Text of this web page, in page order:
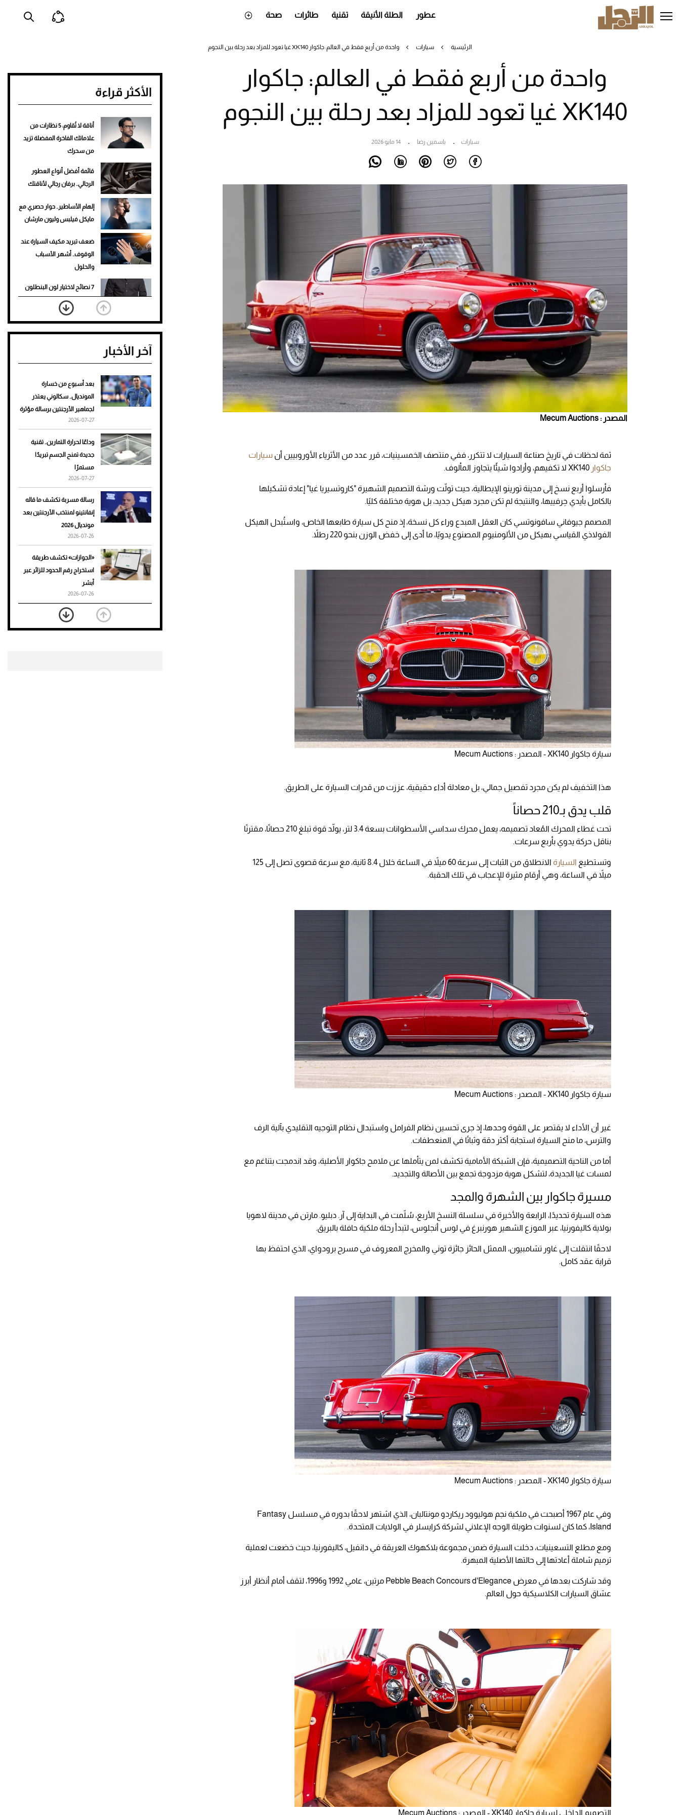
إلى
المحتوى
عطور الطلة الأنيقة تقنية طائرات صحة
الرئيسية سيارات واحدة من أربع فقط في العالم: جاكوار XK140 غيا تعود للمزاد بعد رحلة بين النجوم
واحدة من أربع فقط في العالم: جاكوار
XK140 غيا تعود للمزاد بعد رحلة بين النجوم
سيارات ياسمين رضا 14 مايو 2026
المصدر : Mecum Auctions
ثمة لحظات في تاريخ صناعة السيارات لا تتكرر، ففي منتصف الخمسينيات، قرر عدد من الأثرياء الأوروبيين أن سيارات
جاكوار
فأرسلوا أربع نسخ إلى مدينة تورينو الإيطالية، حيث تولّت ورشة التصميم الشهيرة "كاروتسيريا غيا" إعادة تشكيلها
بالكامل بأيدي حِرفييها، والنتيجة لم تكن مجرد هيكل جديد، بل هوية مختلفة كليًا.
المصمم جيوفاني سافونوتسي كان العقل المبدع وراء كل نسخة، إذ منح كل سيارة طابعها الخاص، واستُبدل الهيكل
الفولاذي القياسي بهيكل من الألومنيوم المصنوع يدويًا، ما أدى إلى خفض الوزن بنحو 220 رطلاً.
سيارة جاكوار XK140 - المصدر : Mecum Auctions
هذا التخفيف لم يكن مجرد تفصيل جمالي، بل معادلة أداء حقيقية، عززت من قدرات السيارة على الطريق.
قلب يدق بـ210 حصاناً
تحت غطاء المحرك المُعاد تصميمه، يعمل محرك سداسي الأسطوانات بسعة 3.4 لتر، يولّد قوة تبلغ 210 حصانًا، مقترنًا
بناقل حركة يدوي بأربع سرعات.
وتستطيع السيارة
الانطلاق من الثبات إلى سرعة 60 ميلاً في الساعة خلال 8.4 ثانية، مع سرعة قصوى تصل إلى 125
ميلاً في الساعة، وهي أرقام مثيرة للإعجاب في تلك الحقبة.
سيارة جاكوار XK140 - المصدر : Mecum Auctions
غير أن الأداء لا يقتصر على القوة وحدها، إذ جرى تحسين نظام الفرامل واستبدال نظام التوجيه التقليدي بآلية الرف
والترس، ما منح السيارة استجابة أكثر دقة وثباتًا في المنعطفات.
أما من الناحية التصميمية، فإن الشبكة الأمامية تكشف لمن يتأملها عن ملامح جاكوار الأصلية، وقد اندمجت بتناغم مع
لمسات غيا الجديدة، لتشكل هوية مزدوجة تجمع بين الأصالة والتجديد.
مسيرة جاكوار بين الشهرة والمجد
هذه السيارة تحديدًا، الرابعة والأخيرة في سلسلة النسخ الأربع، سُلّمت في البداية إلى آر. دبليو. مارتن في مدينة لاهويا
بولاية كاليفورنيا، عبر الموزع الشهير هورنبرغ في لوس أنجلوس، لتبدأ رحلة ملكية حافلة بالبريق.
لاحقًا انتقلت إلى غاور تشامبيون، الممثل الحائز جائزة توني والمخرج المعروف في مسرح برودواي، الذي احتفظ بها
قرابة عقد كامل.
سيارة جاكوار XK140 - المصدر : Mecum Auctions
وفي عام 1967 أصبحت في ملكية نجم هوليوود ريكاردو مونتالبان، الذي اشتهر لاحقًا بدوره في مسلسل Fantasy
Island، كما كان لسنوات طويلة الوجه الإعلاني لشركة كرايسلر في الولايات المتحدة.
ومع مطلع التسعينيات، دخلت السيارة ضمن مجموعة بلاكهوك العريقة في دانفيل، كاليفورنيا، حيث خضعت لعملية
ترميم شاملة أعادتها إلى حالتها الأصلية المبهرة.
وقد شاركت بعدها في معرض Pebble Beach Concours d'Elegance مرتين، عامي 1992 و1996، لتقف أمام أنظار أبرز
عشاق السيارات الكلاسيكية حول العالم.
التصميم الداخلي لسيارة جاكوار XK140 - المصدر : Mecum Auctions
الأكثر قراءة
أناقة لا تُقاوم: 5 نظارات من
علاماتك الفاخرة المفضلة تزيد
من سحرك
قائمة أفضل أنواع العطور
الرجالي.. برفان رجالي لأناقتك
إلهام الأساطير.. حوار حصري مع
مايكل فيلبس وليون مارشان
ضعف تبريد مكيف السيارة عند
الوقوف.. أشهر الأسباب
والحلول
7 نصائح لاختيار لون البنطلون
المناسب للقميص الأسود
نرى المستقبل من خلال
تصميماتنا.. كيف حجزت 1886
تمنحك فخامة استثنائية
هوى الأبطال
أفضل تدريج للشعر الطويل
لإطلالة جريئة وعصرية
للرجال
آخر الأخبار
بعد أسبوع من خسارة
المونديال.. سكالوني يعتذر
لجماهير الأرجنتين برسالة مؤثرة
2026-07-27
وداعًا لحرارة التمارين.. تقنية
جديدة تمنح الجسم تبريدًا
مستمرًا
2026-07-27
رسالة مسربة تكشف ما قاله
إنفانتينو لمنتخب الأرجنتين بعد
مونديال 2026
2026-07-26
«الجوازات» تكشف طريقة
استخراج رقم الحدود للزائر عبر
أبشر
2026-07-26
بعد 7 أشهر من تعرضه لحادث
مروع.. جوشوا يفوز على برينغا